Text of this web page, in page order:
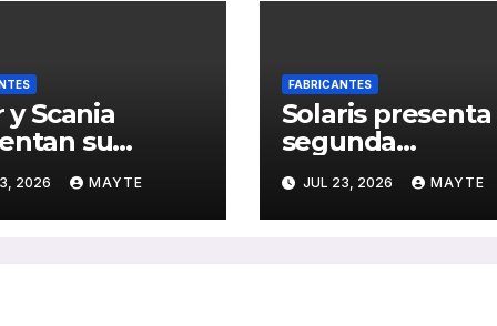
y Scania
su
Coach
2027 con
Efficient
2026 MAYTE
FABRICANTES
Solaris presenta
segunda
generación del
Urbino 18
ante el jurado
JUL 23, 2026 MAYTE